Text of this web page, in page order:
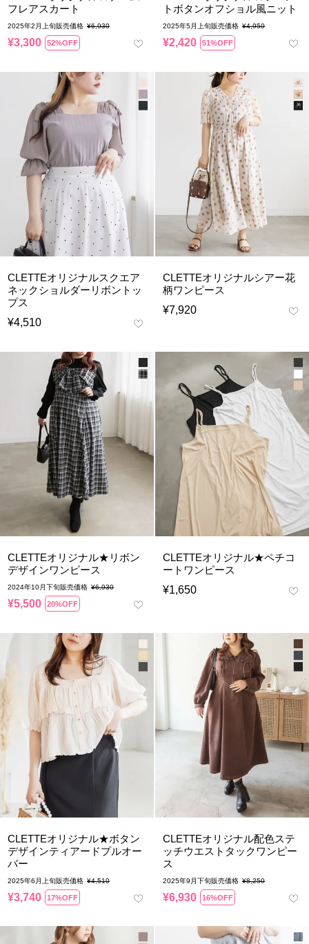
フレアスカート
2025年2月上旬販売価格 ¥6,930
¥3,300 52%OFF
トボタンオフショル風ニット
2025年5月上旬販売価格 ¥4,950
¥2,420 51%OFF
CLETTEオリジナルスクエア
ネックショルダーリボントッ
プス
¥4,510
CLETTEオリジナルシアー花
柄ワンピース
¥7,920
CLETTEオリジナル★リボン
デザインワンピース
2024年10月下旬販売価格 ¥6,930
¥5,500 20%OFF
CLETTEオリジナル★ペチコ
ートワンピース
¥1,650
CLETTEオリジナル★ボタン
デザインティアードプルオー
バー
2025年6月上旬販売価格 ¥4,510
¥3,740 17%OFF
CLETTEオリジナル配色ステ
ッチウエストタックワンピー
ス
2025年9月下旬販売価格 ¥8,250
¥6,930 16%OFF